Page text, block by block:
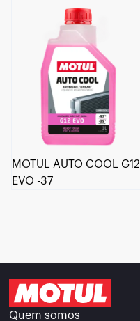
MOTUL AUTO COOL G12
EVO -37
Quem somos